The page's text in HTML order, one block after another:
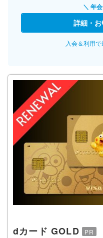
＼ 年
詳細・
入会＆利用
dカード GOLD
PR